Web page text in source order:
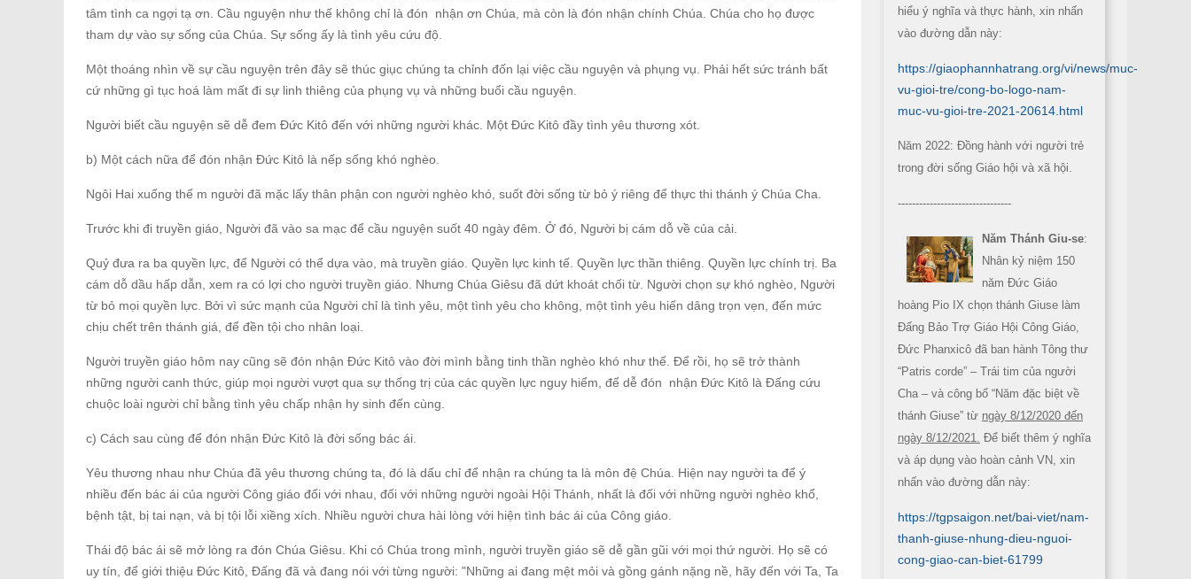
tâm tình ca ngợi tạ ơn. Cầu nguyện như thế không chỉ là đón nhận ơn Chúa, mà còn là đón nhận chính Chúa. Chúa cho họ được
tham dự vào sự sống của Chúa. Sự sống ấy là tình yêu cứu độ.
Một thoáng nhìn về sự cầu nguyện trên đây sẽ thúc giục chúng ta chỉnh đốn lại việc cầu nguyện và phụng vụ. Phải hết sức tránh bất
cứ những gì tục hoá làm mất đi sự linh thiêng của phụng vụ và những buổi cầu nguyện.
Người biết cầu nguyện sẽ dễ đem Đức Kitô đến với những người khác. Một Đức Kitô đầy tình yêu thương xót.
b) Một cách nữa để đón nhận Đức Kitô là nếp sống khó nghèo.
Ngôi Hai xuống thế m người đã mặc lấy thân phận con người nghèo khó, suốt đời sống từ bỏ ý riêng để thực thi thánh ý Chúa Cha.
Trước khi đi truyền giáo, Người đã vào sa mạc để cầu nguyện suốt 40 ngày đêm. Ở đó, Người bị cám dỗ về của cải.
Quỷ đưa ra ba quyền lực, để Người có thể dựa vào, mà truyền giáo. Quyền lực kinh tế. Quyền lực thần thiêng. Quyền lực chính trị. Ba
cám dỗ dầu hấp dẫn, xem ra có lợi cho người truyền giáo. Nhưng Chúa Giêsu đã dứt khoát chối từ. Người chọn sự khó nghèo, Người
từ bỏ mọi quyền lực. Bởi vì sức mạnh của Người chỉ là tình yêu, một tình yêu cho không, một tình yêu hiến dâng trọn vẹn, đến mức
chịu chết trên thánh giá, để đền tội cho nhân loại.
Người truyền giáo hôm nay cũng sẽ đón nhận Đức Kitô vào đời mình bằng tinh thần nghèo khó như thế. Để rồi, họ sẽ trở thành
những người canh thức, giúp mọi người vượt qua sự thống trị của các quyền lực nguy hiểm, để dễ đón nhận Đức Kitô là Đấng cứu
chuộc loài người chỉ bằng tình yêu chấp nhận hy sinh đến cùng.
c) Cách sau cùng để đón nhận Đức Kitô là đời sống bác ái.
Yêu thương nhau như Chúa đã yêu thương chúng ta, đó là dấu chỉ để nhận ra chúng ta là môn đệ Chúa. Hiện nay người ta để ý
nhiều đến bác ái của người Công giáo đối với nhau, đối với những người ngoài Hội Thánh, nhất là đối với những người nghèo khổ,
bệnh tật, bị tai nạn, và bị tội lỗi xiềng xích. Nhiều người chưa hài lòng với hiện tình bác ái của Công giáo.
Thái độ bác ái sẽ mở lòng ra đón Chúa Giêsu. Khi có Chúa trong mình, người truyền giáo sẽ dễ gần gũi với mọi thứ người. Họ sẽ có
uy tín, để giới thiệu Đức Kitô, Đấng đã và đang nói với từng người: "Những ai đang mệt mỏi và gồng gánh nặng nề, hãy đến với Ta, Ta
hiểu ý nghĩa và thực hành, xin nhấn
vào đường dẫn này:
https://giaophannhatrang.org/vi/news/muc-
vu-gioi-tre/cong-bo-logo-nam-
muc-vu-gioi-tre-2021-20614.html
Năm 2022: Đồng hành với người trẻ
trong đời sống Giáo hội và xã hội.
--------------------------------
Năm Thánh Giu-se:
Nhân kỷ niệm 150
năm Đức Giáo
hoàng Pio IX chọn thánh Giuse làm
Đấng Bảo Trợ Giáo Hội Công Giáo,
Đức Phanxicô đã ban hành Tông thư
“Patris corde” – Trái tim của người
Cha – và công bố “Năm đặc biệt về
thánh Giuse” từ ngày 8/12/2020 đến
ngày 8/12/2021. Để biết thêm ý nghĩa
và áp dụng vào hoàn cảnh VN, xin
nhấn vào đường dẫn này:
https://tgpsaigon.net/bai-viet/nam-
thanh-giuse-nhung-dieu-nguoi-
cong-giao-can-biet-61799